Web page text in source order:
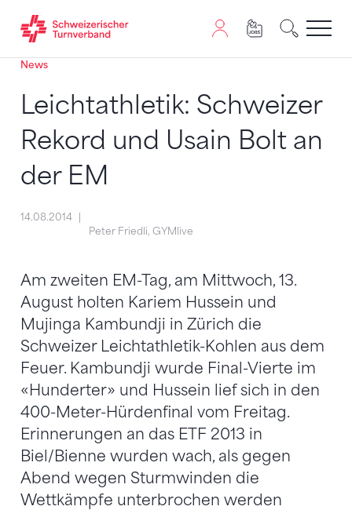
Zum Inhalt springen
Zur Sitemap navigieren
Zum Navigieren dieser Seite wird JavaScript benötigt.
News
Leichtathletik: Schweizer
Rekord und Usain Bolt an
der EM
14.08.2014
Peter Friedli, GYMlive
Am zweiten EM-Tag, am Mittwoch, 13.
August holten Kariem Hussein und
Mujinga Kambundji in Zürich die
Schweizer Leichtathletik-Kohlen aus dem
Feuer. Kambundji wurde Final-Vierte im
«Hunderter» und Hussein lief sich in den
400-Meter-Hürdenfinal vom Freitag.
Erinnerungen an das ETF 2013 in
Biel/Bienne wurden wach, als gegen
Abend wegen Sturmwinden die
Wettkämpfe unterbrochen werden